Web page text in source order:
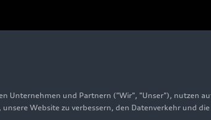
Unternehmen und Partnern ("Wir", "Unser"), nutzen
Website zu verbessern, den Datenverkehr und